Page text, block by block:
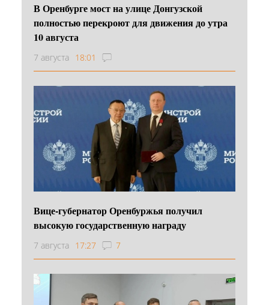
В Оренбурге мост на улице Донгузской
полностью перекроют для движения до утра
10 августа
7 августа 18:01
Вице-губернатор Оренбуржья получил
высокую государственную награду
7 августа 17:27 7